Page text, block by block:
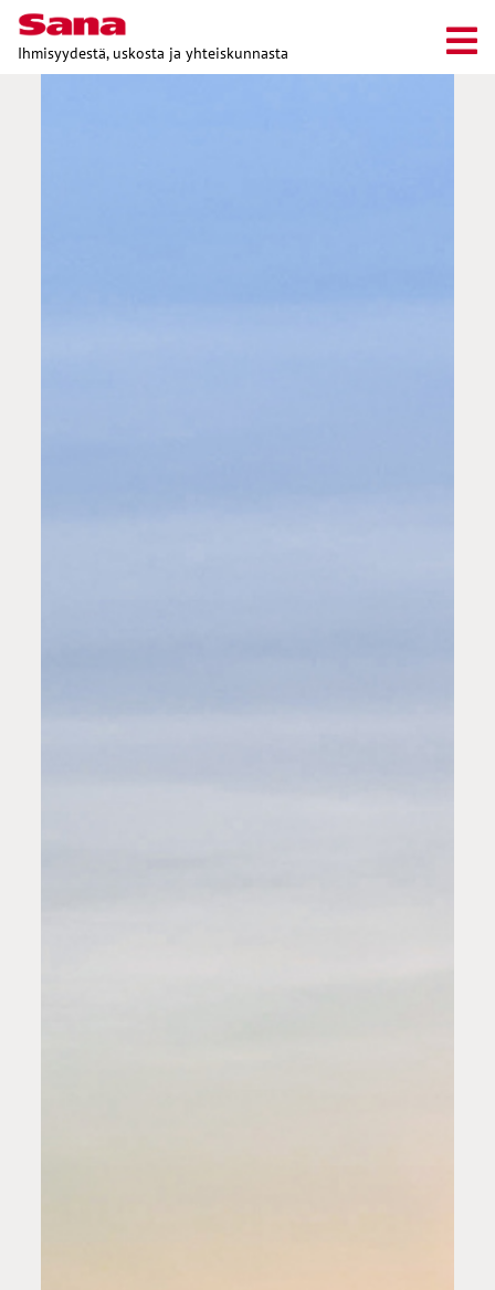
Ihmisyydestä, uskosta ja yhteiskunnasta